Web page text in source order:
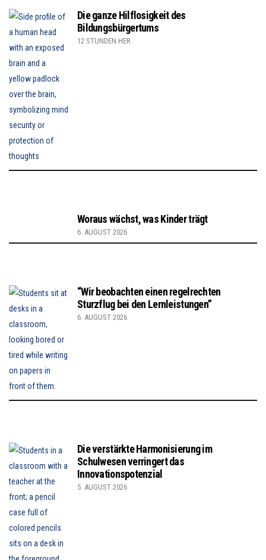
Die ganze Hilflosigkeit des
Bildungsbürgertums
12 STUNDEN HER
Woraus wächst, was Kinder trägt
6. AUGUST 2026
“Wir beobachten einen regelrechten
Sturzflug bei den Lernleistungen”
6. AUGUST 2026
Die verstärkte Harmonisierung im
Schulwesen verringert das
Innovationspotenzial
5. AUGUST 2026